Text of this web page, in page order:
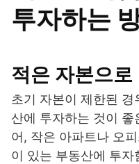
투자하는
적은 자본으로
초기 자본이 제한된
산에 투자하는 것이
어, 작은 아파트나 오
이 있는 부동산에 투